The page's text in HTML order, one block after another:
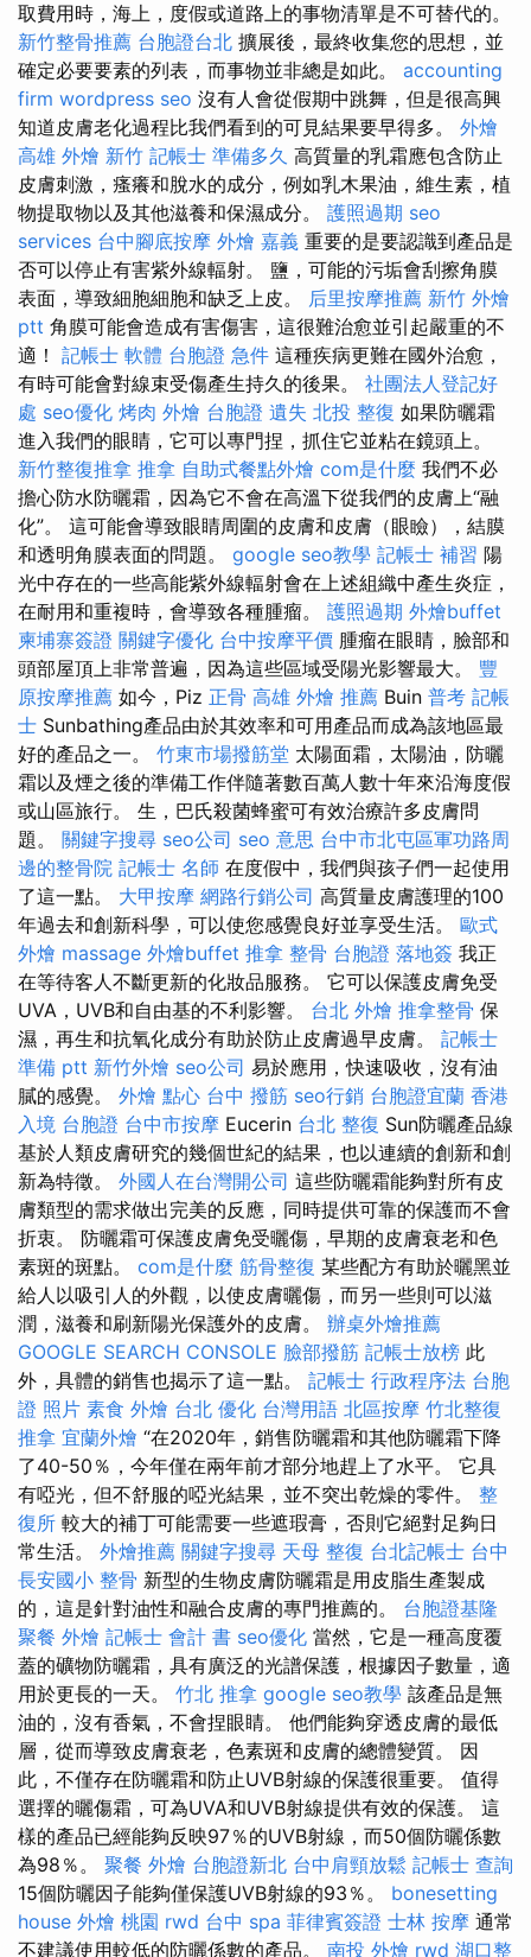
取費用時，海上，度假或道路上的事物清單是不可替代的。
新竹整骨推薦 台胞證台北 擴展後，最終收集您的思想，並
確定必要要素的列表，而事物並非總是如此。 accounting
firm wordpress seo 沒有人會從假期中跳舞，但是很高興
知道皮膚老化過程比我們看到的可見結果要早得多。 外燴
高雄 外燴 新竹 記帳士 準備多久 高質量的乳霜應包含防止
皮膚刺激，瘙癢和脫水的成分，例如乳木果油，維生素，植
物提取物以及其他滋養和保濕成分。 護照過期 seo
services 台中腳底按摩 外燴 嘉義 重要的是要認識到產品是
否可以停止有害紫外線輻射。 鹽，可能的污垢會刮擦角膜
表面，導致細胞細胞和缺乏上皮。 后里按摩推薦 新竹 外燴
ptt 角膜可能會造成有害傷害，這很難治愈並引起嚴重的不
適！ 記帳士 軟體 台胞證 急件 這種疾病更難在國外治愈，
有時可能會對線束受傷產生持久的後果。 社團法人登記好
處 seo優化 烤肉 外燴 台胞證 遺失 北投 整復 如果防曬霜
進入我們的眼睛，它可以專門捏，抓住它並粘在鏡頭上。
新竹整復推拿 推拿 自助式餐點外燴 com是什麼 我們不必
擔心防水防曬霜，因為它不會在高溫下從我們的皮膚上“融
化”。 這可能會導致眼睛周圍的皮膚和皮膚（眼瞼），結膜
和透明角膜表面的問題。 google seo教學 記帳士 補習 陽
光中存在的一些高能紫外線輻射會在上述組織中產生炎症，
在耐用和重複時，會導致各種腫瘤。 護照過期 外燴buffet
柬埔寨簽證 關鍵字優化 台中按摩平價 腫瘤在眼睛，臉部和
頭部屋頂上非常普遍，因為這些區域受陽光影響最大。 豐
原按摩推薦 如今，Piz 正骨 高雄 外燴 推薦 Buin 普考 記帳
士 Sunbathing產品由於其效率和可用產品而成為該地區最
好的產品之一。 竹東市場撥筋堂 太陽面霜，太陽油，防曬
霜以及煙之後的準備工作伴隨著數百萬人數十年來沿海度假
或山區旅行。 生，巴氏殺菌蜂蜜可有效治療許多皮膚問
題。 關鍵字搜尋 seo公司 seo 意思 台中市北屯區軍功路周
邊的整骨院 記帳士 名師 在度假中，我們與孩子們一起使用
了這一點。 大甲按摩 網路行銷公司 高質量皮膚護理的100
年過去和創新科學，可以使您感覺良好並享受生活。 歐式
外燴 massage 外燴buffet 推拿 整骨 台胞證 落地簽 我正
在等待客人不斷更新的化妝品服務。 它可以保護皮膚免受
UVA，UVB和自由基的不利影響。 台北 外燴 推拿整骨 保
濕，再生和抗氧化成分有助於防止皮膚過早皮膚。 記帳士
準備 ptt 新竹外燴 seo公司 易於應用，快速吸收，沒有油
膩的感覺。 外燴 點心 台中 撥筋 seo行銷 台胞證宜蘭 香港
入境 台胞證 台中市按摩 Eucerin 台北 整復 Sun防曬產品線
基於人類皮膚研究的幾個世紀的結果，也以連續的創新和創
新為特徵。 外國人在台灣開公司 這些防曬霜能夠對所有皮
膚類型的需求做出完美的反應，同時提供可靠的保護而不會
折衷。 防曬霜可保護皮膚免受曬傷，早期的皮膚衰老和色
素斑的斑點。 com是什麼 筋骨整復 某些配方有助於曬黑並
給人以吸引人的外觀，以使皮膚曬傷，而另一些則可以滋
潤，滋養和刷新陽光保護外的皮膚。 辦桌外燴推薦
GOOGLE SEARCH CONSOLE 臉部撥筋 記帳士放榜 此
外，具體的銷售也揭示了這一點。 記帳士 行政程序法 台胞
證 照片 素食 外燴 台北 優化 台灣用語 北區按摩 竹北整復
推拿 宜蘭外燴 “在2020年，銷售防曬霜和其他防曬霜下降
了40-50％，今年僅在兩年前才部分地趕上了水平。 它具
有啞光，但不舒服的啞光結果，並不突出乾燥的零件。 整
復所 較大的補丁可能需要一些遮瑕膏，否則它絕對足夠日
常生活。 外燴推薦 關鍵字搜尋 天母 整復 台北記帳士 台中
長安國小 整骨 新型的生物皮膚防曬霜是用皮脂生產製成
的，這是針對油性和融合皮膚的專門推薦的。 台胞證基隆
聚餐 外燴 記帳士 會計 書 seo優化 當然，它是一種高度覆
蓋的礦物防曬霜，具有廣泛的光譜保護，根據因子數量，適
用於更長的一天。 竹北 推拿 google seo教學 該產品是無
油的，沒有香氣，不會捏眼睛。 他們能夠穿透皮膚的最低
層，從而導致皮膚衰老，色素斑和皮膚的總體變質。 因
此，不僅存在防曬霜和防止UVB射線的保護很重要。 值得
選擇的曬傷霜，可為UVA和UVB射線提供有效的保護。 這
樣的產品已經能夠反映97％的UVB射線，而50個防曬係數
為98％。 聚餐 外燴 台胞證新北 台中肩頸放鬆 記帳士 查詢
15個防曬因子能夠僅保護UVB射線的93％。 bonesetting
house 外燴 桃園 rwd 台中 spa 菲律賓簽證 士林 按摩 通常
不建議使用較低的防曬係數的產品。 南投 外燴 rwd 湖口整